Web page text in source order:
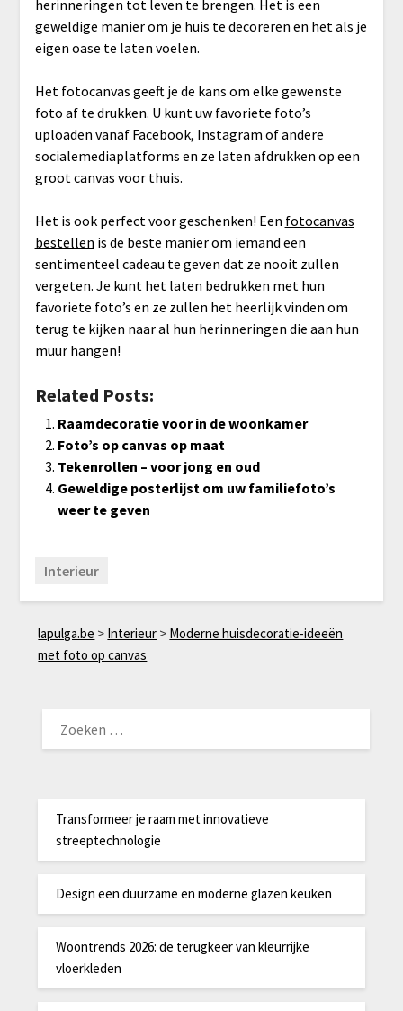
herinneringen tot leven te brengen. Het is een
geweldige manier om je huis te decoreren en het als je
eigen oase te laten voelen.
Het fotocanvas geeft je de kans om elke gewenste
foto af te drukken. U kunt uw favoriete foto’s
uploaden vanaf Facebook, Instagram of andere
socialemediaplatforms en ze laten afdrukken op een
groot canvas voor thuis.
Het is ook perfect voor geschenken! Een fotocanvas
bestellen is de beste manier om iemand een
sentimenteel cadeau te geven dat ze nooit zullen
vergeten. Je kunt het laten bedrukken met hun
favoriete foto’s en ze zullen het heerlijk vinden om
terug te kijken naar al hun herinneringen die aan hun
muur hangen!
Related Posts:
Raamdecoratie voor in de woonkamer
Foto’s op canvas op maat
Tekenrollen – voor jong en oud
Geweldige posterlijst om uw familiefoto’s
weer te geven
Interieur
lapulga.be > Interieur > Moderne huisdecoratie-ideeën
met foto op canvas
NAAR:
Transformeer je raam met innovatieve
streeptechnologie
Design een duurzame en moderne glazen keuken
Woontrends 2026: de terugkeer van kleurrijke
vloerkleden